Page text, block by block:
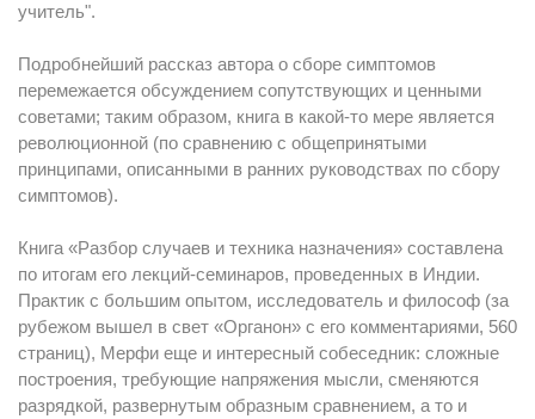
учитель".
Подробнейший рассказ автора о сборе симптомов
перемежается обсуждением сопутствующих и ценными
советами; таким образом, книга в какой-то мере является
революционной (по сравнению с общепринятыми
принципами, описанными в ранних руководствах по сбору
симптомов).
Книга «Разбор случаев и техника назначения» составлена
по итогам его лекций-семинаров, проведенных в Индии.
Практик с большим опытом, исследователь и философ (за
рубежом вышел в свет «Органон» с его комментариями, 560
страниц), Мерфи еще и интересный собеседник: сложные
построения, требующие напряжения мысли, сменяются
разрядкой, развернутым образным сравнением, а то и